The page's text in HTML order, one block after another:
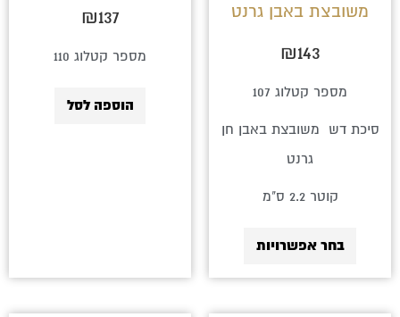
משובצת באבן גרנט
₪143
מספר קטלוג 107
סיכת דש משובצת באבן חן
גרנט
קוטר 2.2 ס"מ
בחר אפשרויות
האפשרויות
₪137
מספר קטלוג 110
הוספה לסל